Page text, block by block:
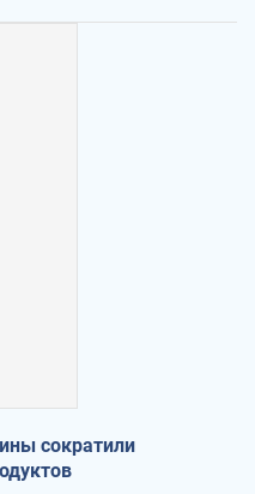
сократили